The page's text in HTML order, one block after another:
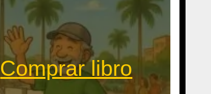
Comprar libro